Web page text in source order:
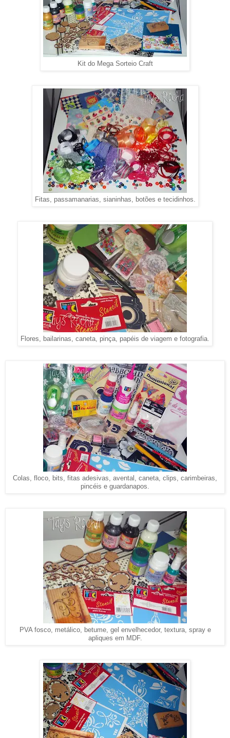
Kit do Mega Sorteio Craft
Fitas, passamanarias, sianinhas, botões e tecidinhos.
Flores, bailarinas, caneta, pinça, papéis de viagem e fotografia.
Colas, floco, bits, fitas adesivas, avental, caneta, clips, carimbeiras,
pincéis e guardanapos.
PVA fosco, metálico, betume, gel envelhecedor, textura, spray e
apliques em MDF.